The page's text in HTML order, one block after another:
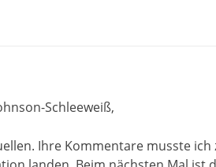
Schleeweiß,
Ihre Kommentare musste